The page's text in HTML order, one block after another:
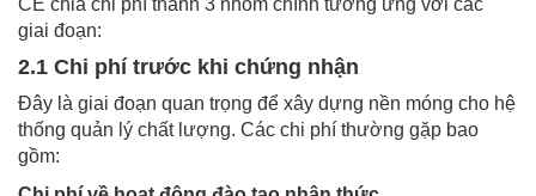
CE chia chi phí thành 3 nhóm chính tương ứng với các
giai đoạn:
2.1 Chi phí trước khi chứng nhận
Đây là giai đoạn quan trọng để xây dựng nền móng cho hệ
thống quản lý chất lượng. Các chi phí thường gặp bao
gồm: